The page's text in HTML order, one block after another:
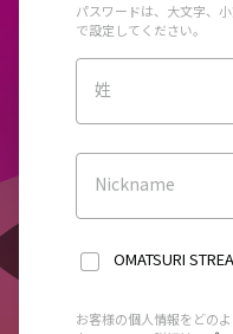
パスワードは、大文字、
で設定してください。
姓
Nickname
OMATSURI
お客様の個人情報をどの